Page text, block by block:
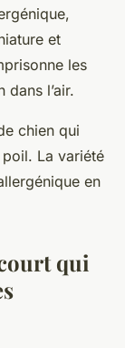
et
les
l’air.
chien qui
La variété
en
qui